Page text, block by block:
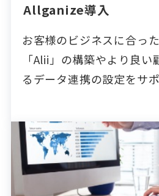
Allganize導入
お客様のビジネスに合っ
「Alii」の構築やより良
るデータ連携の設定をサ